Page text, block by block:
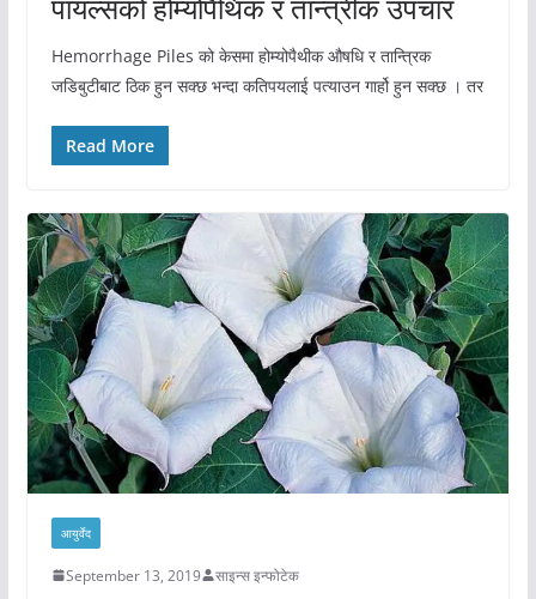
पायल्सको होम्योपैथिक र तान्त्रीक उपचार
Hemorrhage Piles को केसमा होम्योपैथीक औषधि र तान्त्रिक
जडिबुटीबाट ठिक हुन सक्छ भन्दा कतिपयलाई पत्याउन गार्हो हुन सक्छ । तर
Read More
आयुर्वेद
September 13, 2019 साइन्स इन्फोटेक